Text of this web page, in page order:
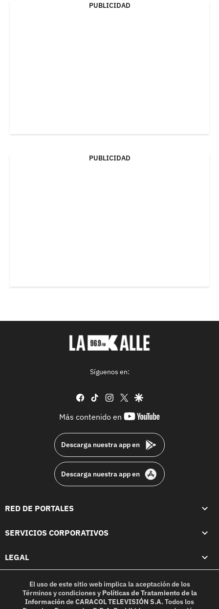
PUBLICIDAD
PUBLICIDAD
Síguenos en:
facebook
tiktok instagram
twittergoogle
Más contenido en
youtube-
Descarga nuestra app en
Descarga nuestra app en
RED DE PORTALES
SERVICIOS CORPORATIVOS
LEGAL
El uso de este sitio web implica la aceptación de los
Términos y condicionesy Políticas de Tratamiento de la
InformacióndeCARACOL TELEVISIÓN S.A.Todos los